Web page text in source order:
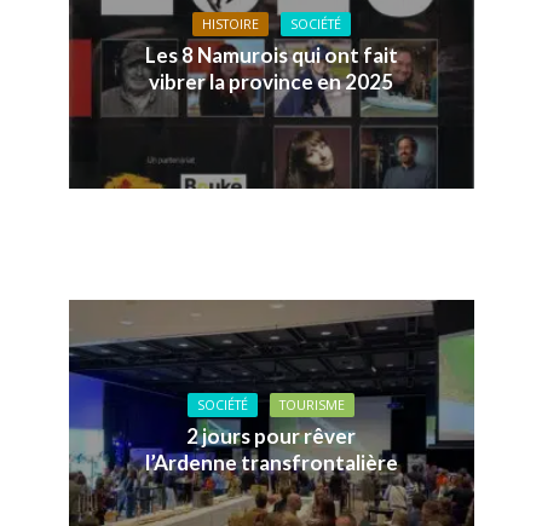
HISTOIRE SOCIÉTÉ
Les 8 Namurois qui ont fait
vibrer la province en 2025
SOCIÉTÉ TOURISME
2 jours pour rêver
l’Ardenne transfrontalière